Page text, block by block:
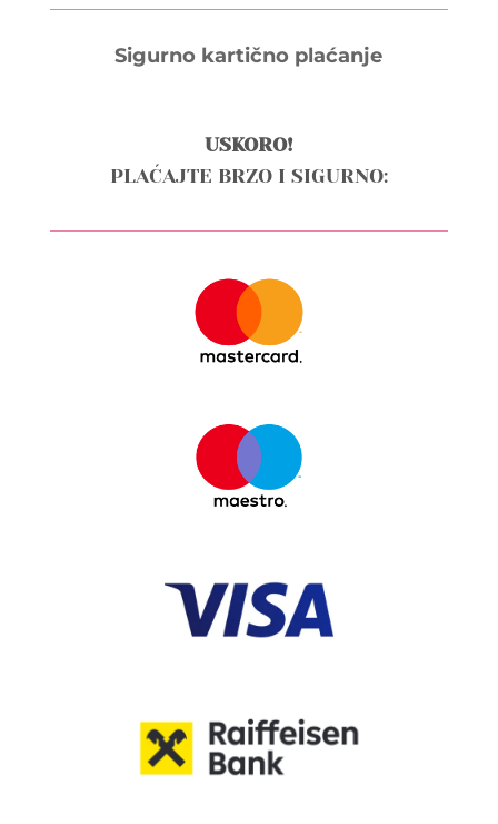
Sigurno kartično plaćanje
USKORO!
PLAĆAJTE BRZO I SIGURNO: